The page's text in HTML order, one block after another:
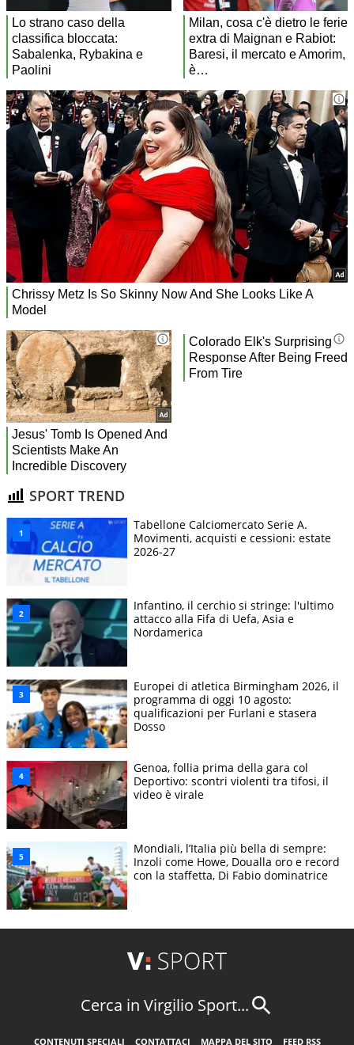
SPORT TREND
Tabellone Calciomercato Serie A.
Movimenti, acquisti e cessioni: estate
2026-27
Infantino, il cerchio si stringe: l'ultimo
attacco alla Fifa di Uefa, Asia e
Nordamerica
Europei di atletica Birmingham 2026, il
programma di oggi 10 agosto:
qualificazioni per Furlani e stasera
Dosso
Genoa, follia prima della gara col
Deportivo: scontri violenti tra tifosi, il
video è virale
Mondiali, l’Italia più bella di sempre:
Inzoli come Howe, Doualla oro e record
con la staffetta, Di Fabio dominatrice
Cerca in Virgilio Sport...
CONTENUTI SPECIALI CONTATTACI MAPPA DEL SITO FEED RSS